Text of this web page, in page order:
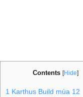
Contents [Hide]
1 Karthus Build mùa 12